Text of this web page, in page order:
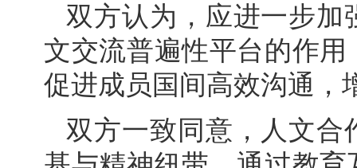
双方认为，应进一步加
文交流普遍性平台的作
促进成员国间高效沟通，
双方一致同意，人文合